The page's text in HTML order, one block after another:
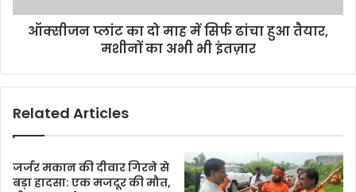
ऑक्सीजन प्लांट का दो माह में सिर्फ ढांचा हुआ तैयार,
मशीनों का अभी भी इंतज़ार
Related Articles
जर्जर मकान की दीवार गिरने से
बड़ा हादसा: एक मजदूर की मौत,